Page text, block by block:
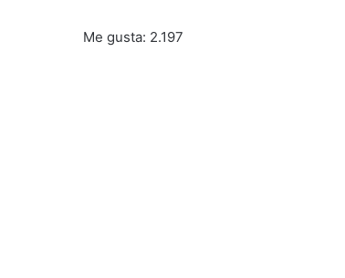
Me gusta: 2.197